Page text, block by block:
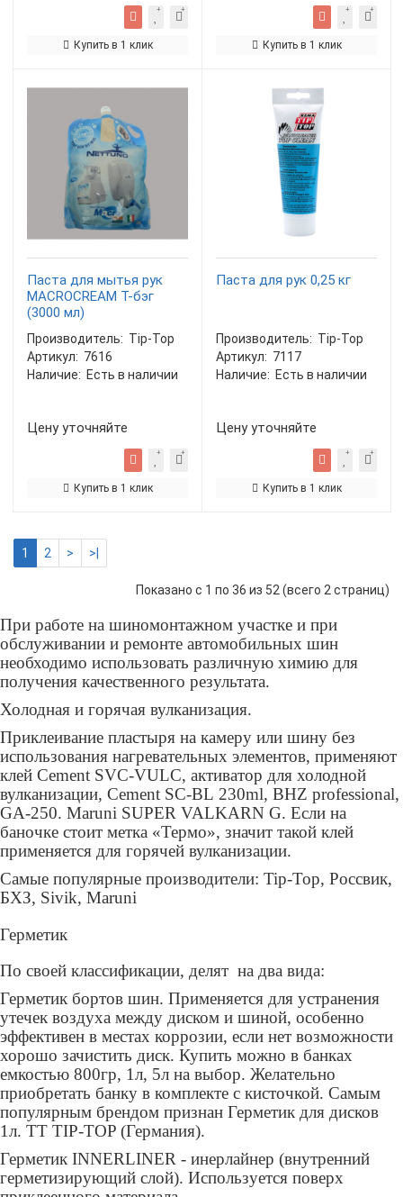
Купить в 1 клик Купить в 1 клик
Паста для мытья рук
MACROCREAM Т-бэг
(3000 мл)
Производитель: Tip-Top
Артикул: 7616
Наличие: Есть в наличии
Цену уточняйте
Купить в 1 клик
Паста для рук 0,25 кг
Производитель: Tip-Top
Артикул: 7117
Наличие: Есть в наличии
Цену уточняйте
Купить в 1 клик
1 2 > >|
Показано с 1 по 36 из 52 (всего 2 страниц)
При работе на шиномонтажном участке и при
обслуживании и ремонте автомобильных шин
необходимо использовать различную химию для
получения качественного результата.
Холодная и горячая вулканизация.
Приклеивание пластыря на камеру или шину без
использования нагревательных элементов, применяют
клей Cement SVC-VULC, активатор для холодной
вулканизации, Cement SC-BL 230ml, BHZ professional,
GA-250. Maruni SUPER VALKARN G. Если на
баночке стоит метка «Термо», значит такой клей
применяется для горячей вулканизации.
Самые популярные производители: Tip-Top, Россвик,
БХЗ, Sivik, Maruni
Герметик
По своей классификации, делят на два вида:
Герметик бортов шин. Применяется для устранения
утечек воздуха между диском и шиной, особенно
эффективен в местах коррозии, если нет возможности
хорошо зачистить диск. Купить можно в банках
емкостью 800гр, 1л, 5л на выбор. Желательно
приобретать банку в комплекте с кисточкой. Самым
популярным брендом признан Герметик для дисков
1л. ТТ TIP-TOP (Германия).
Герметик INNERLINER - инерлайнер (внутренний
герметизирующий слой). Используется поверх